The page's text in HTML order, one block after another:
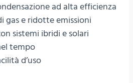
ad alta efficienza
gas e ridotte emissioni
sistemi ibridi e solari
tempo
d’uso